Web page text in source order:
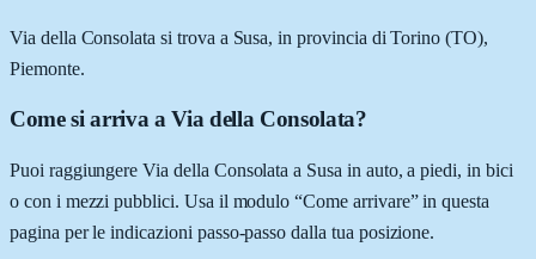
Via della Consolata si trova a Susa, in provincia di Torino (TO),
Piemonte.
Come si arriva a Via della Consolata?
Puoi raggiungere Via della Consolata a Susa in auto, a piedi, in bici
o con i mezzi pubblici. Usa il modulo “Come arrivare” in questa
pagina per le indicazioni passo-passo dalla tua posizione.